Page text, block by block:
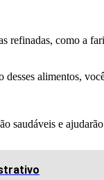
refinadas, como a
alimentos,
saudáveis ​​e